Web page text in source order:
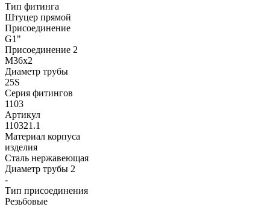
Тип фитинга
Штуцер прямой
Присоединение
G1"
Присоединение 2
M36х2
Диаметр трубы
25S
Серия фитингов
1103
Артикул
110321.1
Материал корпуса
изделия
Сталь нержавеющая
Диаметр трубы 2
-
Тип присоединения
Резьбовые